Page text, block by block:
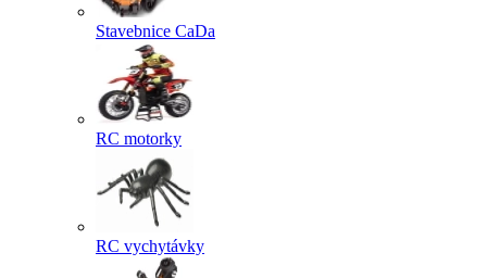
Stavebnice CaDa
RC motorky
RC vychytávky